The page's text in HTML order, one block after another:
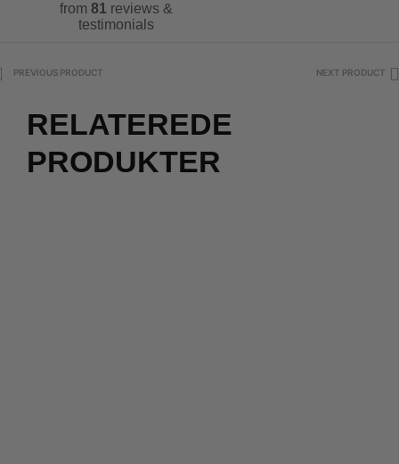
from 81 reviews &
testimonials
PREVIOUS PRODUCT NEXT PRODUCT
RELATEREDE
PRODUKTER